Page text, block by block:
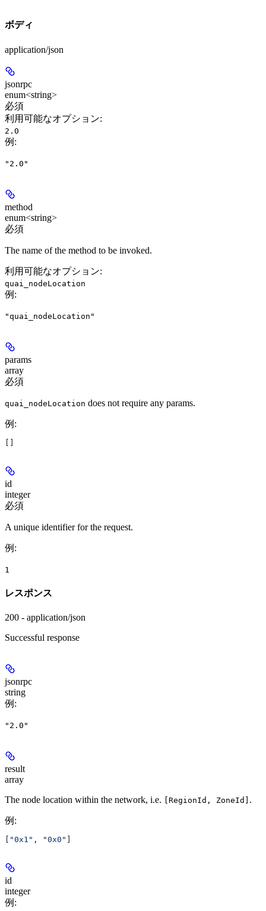
ボディ
application/json
jsonrpc
enum<string>
必須
利用可能なオプション:
2.0
例 :
"2.0"
method
enum<string>
必須
The name of the method to be invoked.
利用可能なオプション:
quai_nodeLocation
例 :
"quai_nodeLocation"
params
array
必須
quai_nodeLocation does not require any params.
例 :
[]
id
integer
必須
A unique identifier for the request.
例 :
1
レスポンス
200 - application/json
Successful response
jsonrpc
string
例 :
"2.0"
result
array
The node location within the network, i.e.
[RegionId, ZoneId] .
例 :
"0x1" , "0x0"
id
integer
例 :